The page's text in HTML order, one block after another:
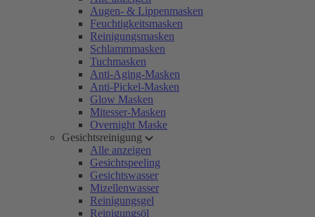
Augen- & Lippenmasken
Feuchtigkeitsmasken
Reinigungsmasken
Schlammmasken
Tuchmasken
Anti-Aging-Masken
Anti-Pickel-Masken
Glow Masken
Mitesser-Masken
Overnight Maske
Gesichtsreinigung
Alle anzeigen
Gesichtspeeling
Gesichtswasser
Mizellenwasser
Reinigungsgel
Reinigungsöl